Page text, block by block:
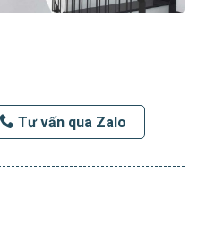
Tư vấn qua Zalo